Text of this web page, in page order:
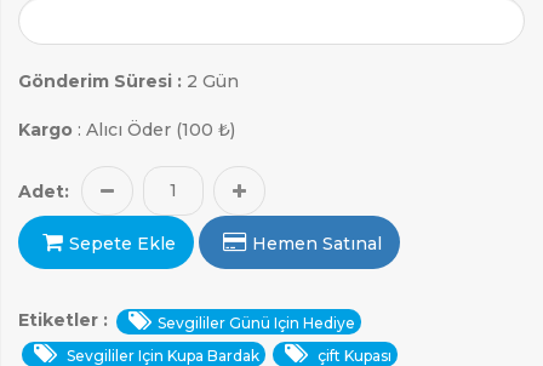
ARAMAK İÇIN ENTER'E BASIN
Gönderim Süresi : 2 Gün
Kargo : Alıcı Öder (100 ₺)
Adet:
Sepete Ekle Hemen Satınal
Etiketler :
Sevgililer Günü Için Hediye
Sevgililer Için Kupa Bardak
çift Kupası